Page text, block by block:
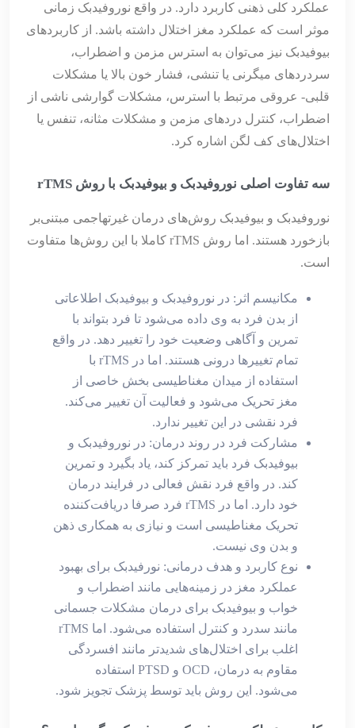
عملکرد کلی ذهنی کاربرد دارد. در واقع نوروفیدبک زمانی
موثر است که عملکرد مغز اختلال داشته باشد. از کاربردهای
بیوفیدبک نیز می‌توان به استرس مزمن و اضطراب،
سردردهای میگرنی یا تنشی، فشار خون بالا یا مشکلات
قلبی- عروقی مرتبط با استرس، مشکلات گوارشی ناشی از
اضطراب، کنترل دردهای مزمن و مشکلات مثانه، تنفس یا
اختلال‌های کف لگن اشاره کرد.
سه تفاوت اصلی نوروفیدبک و بیوفیدبک با روش rTMS
نوروفیدبک و بیوفیدبک روش‌های درمان غیرتهاجمی مبتنی‌بر
بازخورد هستند. اما روش rTMS کاملا با این روش‌ها متفاوت
است.
مکانیسم اثر: در نوروفیدبک و بیوفیدبک اطلاعاتی
از بدن فرد به وی داده می‌شود تا فرد بتواند با
تمرین و آگاهی وضعیت خود را تغییر دهد. در واقع
تمام تغییرها درونی هستند. اما در rTMS با
استفاده از میدان مغناطیسی بخش خاصی از
مغز تحریک می‌شود و فعالیت آن تغییر می‌کند.
فرد نقشی در این تغییر ندارد.
مشارکت فرد در روند درمان: در نوروفیدبک و
بیوفیدبک فرد باید تمرکز کند، یاد بگیرد و تمرین
کند. در واقع فرد نقش فعالی در فرایند درمان
خود دارد. اما در rTMS فرد صرفا دریافت‌کننده
تحریک مغناطیسی است و نیازی به همکاری ذهن
و بدن وی نیست.
نوع کاربرد و هدف درمانی: نورفیدبک برای بهبود
عملکرد مغز در زمینه‌هایی مانند اضطراب و
خواب و بیوفیدبک برای درمان مشکلات جسمانی
مانند سدرد و کنترل استفاده می‌شود. اما rTMS
اغلب برای اختلال‌های شدیدتر مانند افسردگی
مقاوم به درمان، OCD و PTSD استفاده
می‌شود. این روش باید توسط پزشک تجویز شود.